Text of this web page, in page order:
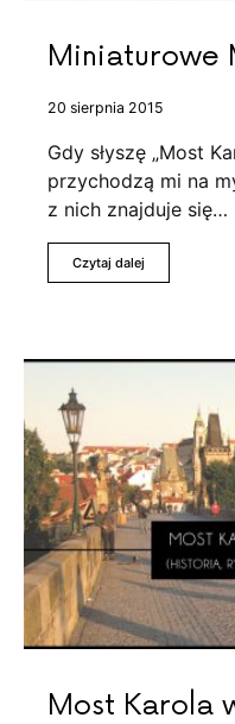
Miniaturowe
20 sierpnia 2015
Gdy słyszę „Most
przychodzą mi na
z nich znajduje się…
Czytaj dalej
Most Karola